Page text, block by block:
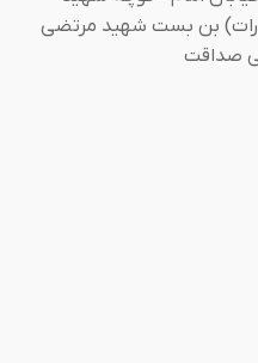
بن بست شهید مرتضی